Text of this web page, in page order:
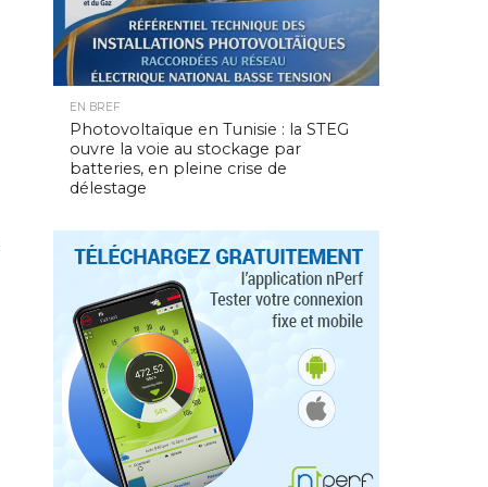
EN BREF
Photovoltaïque en Tunisie : la STEG
ouvre la voie au stockage par
batteries, en pleine crise de
délestage